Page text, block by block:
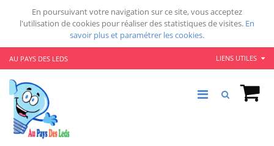
En poursuivant votre navigation sur ce site, vous acceptez
l'utilisation de cookies pour réaliser des statistiques de visites. En
savoir plus et paramétrer les cookies.
AU PAYS DES LEDS LIENS UTILES